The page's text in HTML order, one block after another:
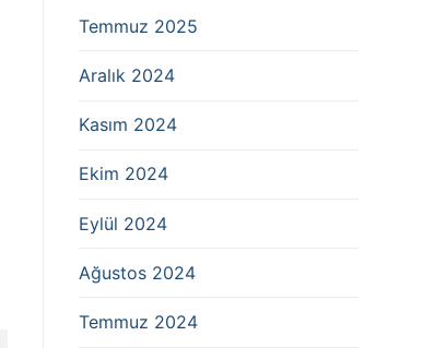
Temmuz 2025
Aralık 2024
Kasım 2024
Ekim 2024
Eylül 2024
Ağustos 2024
Temmuz 2024